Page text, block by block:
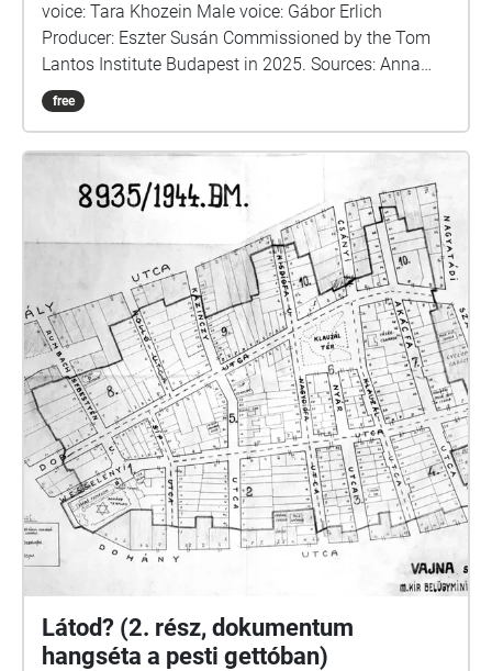
voice: Tara Khozein Male voice: Gábor Erlich
Producer: Eszter Susán Commissioned by the Tom
Lantos Institute Budapest in 2025. Sources: Anna
Perczel: Defenceless Heritage / Krisztián Ungváry,
Randolph L. Braham: The Politics of Genocide /
Géza Komoróczy / Dr. Ágnes Ságvári: Let us
remember the victims\_Holocaust of the Jewish
community in Budapest\_1994 / Hungarian Jewish
Museum and Archives / László Bernát Veszprémy:
Traitors to our fellow sufferers? / Ernő Munkácsi:
How did it happen? / Szabolcs Szita: The struggle for
survival in the Pest ghetto / Tim Cole: Holocaust city
/ Memories of the Budapest Ghetto, edited by Gábor
Dombi https://www.csillagoshazak.hu/
free
Látod? (2. rész, dokumentum
hangséta a pesti gettóban)